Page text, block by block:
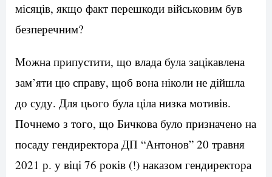
місяців, якщо факт перешкоди військовим був
безперечним?
Можна припустити, що влада була зацікавлена
зам’яти цю справу, щоб вона ніколи не дійшла
до суду. Для цього була ціла низка мотивів.
Почнемо з того, що Бичкова було призначено на
посаду гендиректора ДП “Антонов” 20 травня
2021 р. у віці 76 років (!) наказом гендиректора